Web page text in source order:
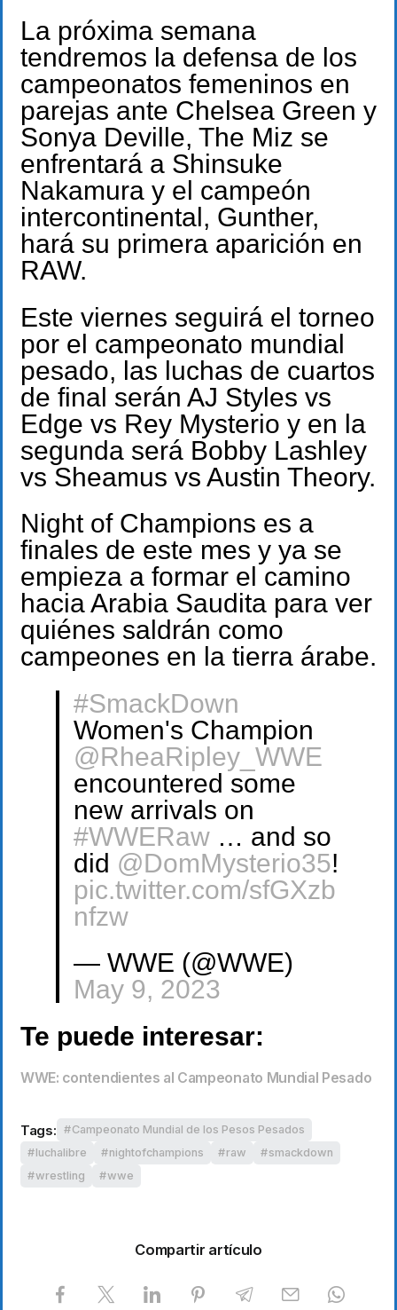
La próxima semana
tendremos la defensa de los
campeonatos femeninos en
parejas ante Chelsea Green y
Sonya Deville, The Miz se
enfrentará a Shinsuke
Nakamura y el campeón
intercontinental, Gunther,
hará su primera aparición en
RAW.
Este viernes seguirá el torneo
por el campeonato mundial
pesado, las luchas de cuartos
de final serán AJ Styles vs
Edge vs Rey Mysterio y en la
segunda será Bobby Lashley
vs Sheamus vs Austin Theory.
Night of Champions es a
finales de este mes y ya se
empieza a formar el camino
hacia Arabia Saudita para ver
quiénes saldrán como
campeones en la tierra árabe.
#SmackDown
Women's Champion
@RheaRipley_WWE
encountered some
new arrivals on
#WWERaw… and so
did @DomMysterio35!
pic.twitter.com/sfGXzb
nfzw
— WWE (@WWE)
May 9, 2023
Te puede interesar:
WWE: contendientes al Campeonato Mundial Pesado
Tags:
Campeonato Mundial de los Pesos Pesados
luchalibre
nightofchampions raw
smackdown
wrestling
wwe
Compartir artículo